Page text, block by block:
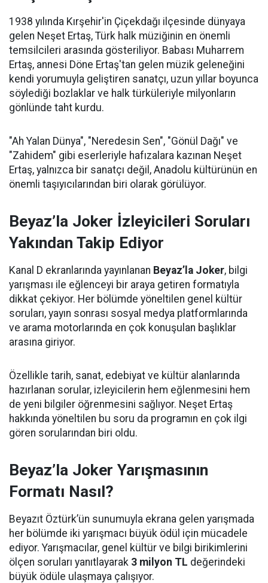
1938 yılında Kırşehir'in Çiçekdağı ilçesinde dünyaya
gelen Neşet Ertaş, Türk halk müziğinin en önemli
temsilcileri arasında gösteriliyor. Babası Muharrem
Ertaş, annesi Döne Ertaş'tan gelen müzik geleneğini
kendi yorumuyla geliştiren sanatçı, uzun yıllar boyunca
söylediği bozlaklar ve halk türküleriyle milyonların
gönlünde taht kurdu.
"Ah Yalan Dünya", "Neredesin Sen", "Gönül Dağı" ve
"Zahidem" gibi eserleriyle hafızalara kazınan Neşet
Ertaş, yalnızca bir sanatçı değil, Anadolu kültürünün en
önemli taşıyıcılarından biri olarak görülüyor.
Beyaz’la Joker İzleyicileri Soruları
Yakından Takip Ediyor
Kanal D ekranlarında yayınlanan Beyaz’la Joker, bilgi
yarışması ile eğlenceyi bir araya getiren formatıyla
dikkat çekiyor. Her bölümde yöneltilen genel kültür
soruları, yayın sonrası sosyal medya platformlarında
ve arama motorlarında en çok konuşulan başlıklar
arasına giriyor.
Özellikle tarih, sanat, edebiyat ve kültür alanlarında
hazırlanan sorular, izleyicilerin hem eğlenmesini hem
de yeni bilgiler öğrenmesini sağlıyor. Neşet Ertaş
hakkında yöneltilen bu soru da programın en çok ilgi
gören sorularından biri oldu.
Beyaz’la Joker Yarışmasının
Formatı Nasıl?
Beyazıt Öztürk’ün sunumuyla ekrana gelen yarışmada
her bölümde iki yarışmacı büyük ödül için mücadele
ediyor. Yarışmacılar, genel kültür ve bilgi birikimlerini
ölçen soruları yanıtlayarak 3 milyon TL değerindeki
büyük ödüle ulaşmaya çalışıyor.